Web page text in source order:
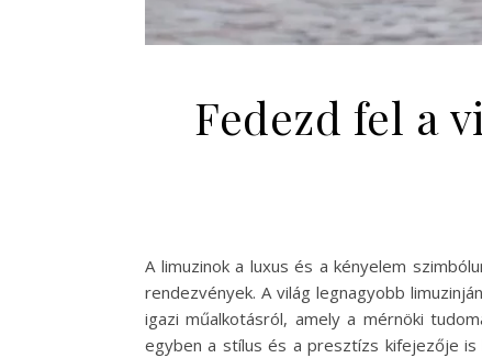
Fedezd fel a
A limuzinok a luxus és a kényelem
rendezvények. A világ legnagyobb
igazi műalkotásról, amely a mérnöki
egyben a stílus és a presztízs kifejezője is